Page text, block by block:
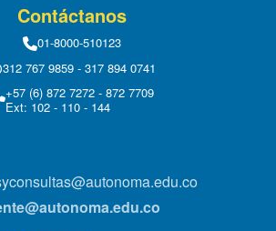
Contáctanos
01-8000-510123
312 767 9859 - 317 894 0741
+57 (6) 872 7272 - 872 7709
Ext: 102 - 110 - 144